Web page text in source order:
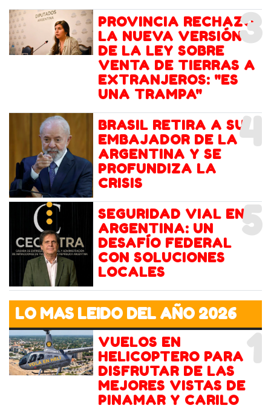
3
PROVINCIA RECHAZÓ
LA NUEVA VERSIÓN
DE LA LEY SOBRE
VENTA DE TIERRAS A
EXTRANJEROS: "ES
UNA TRAMPA"
4
BRASIL RETIRA A SU
EMBAJADOR DE LA
ARGENTINA Y SE
PROFUNDIZA LA
CRISIS
5
SEGURIDAD VIAL EN
ARGENTINA: UN
DESAFÍO FEDERAL
CON SOLUCIONES
LOCALES
LO MAS LEIDO DEL AÑO 2026
1
VUELOS EN
HELICOPTERO PARA
DISFRUTAR DE LAS
MEJORES VISTAS DE
PINAMAR Y CARILO